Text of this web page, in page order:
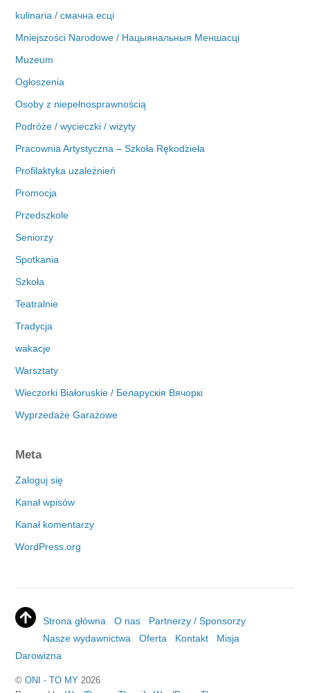
kulinaria / смачна есці
Mniejszości Narodowe / Нацыянальныя Меншасці
Muzeum
Ogłoszenia
Osoby z niepełnosprawnością
Podróże / wycieczki / wizyty
Pracownia Artystyczna – Szkoła Rękodzieła
Profilaktyka uzależnień
Promocja
Przedszkole
Seniorzy
Spotkania
Szkoła
Teatralnie
Tradycja
wakacje
Warsztaty
Wieczorki Białoruskie / Беларускія Вячоркі
Wyprzedaże Garażowe
Meta
Zaloguj się
Kanał wpisów
Kanał komentarzy
WordPress.org
Strona główna O nas
Partnerzy / Sponsorzy
Nasze wydawnictwa
Oferta Kontakt
Misja
Darowizna
©ONI - TO MY 2026